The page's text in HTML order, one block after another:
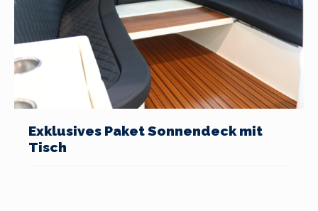
Exklusives Paket Sonnendeck mit
Tisch